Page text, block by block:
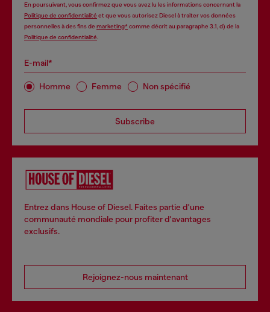
En poursuivant, vous confirmez que vous avez lu les informations concernant la
Politique de confidentialité et que vous autorisez Diesel à traiter vos données
personnelles à des fins de marketing*comme décrit au paragraphe 3.1, d) de la
Politique de confidentialité
E-mail*
Homme Femme Non spécifié
Subscribe
Entrez dans House of Diesel. Faites partie d'une
communauté mondiale pour profiter d'avantages
exclusifs.
Rejoignez-nous maintenant